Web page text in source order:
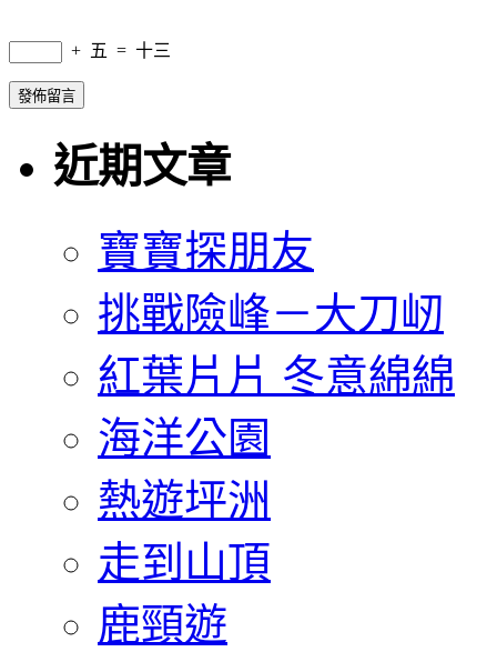
+ 五 = 十三
近期文章
寶寶探朋友
挑戰險峰－大刀屻
紅葉片片 冬意綿綿
海洋公園
熱遊坪洲
走到山頂
鹿頸遊